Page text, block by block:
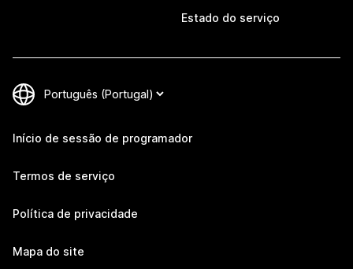
Estado do serviço
Início de sessão de programador
Termos de serviço
Política de privacidade
Mapa do site